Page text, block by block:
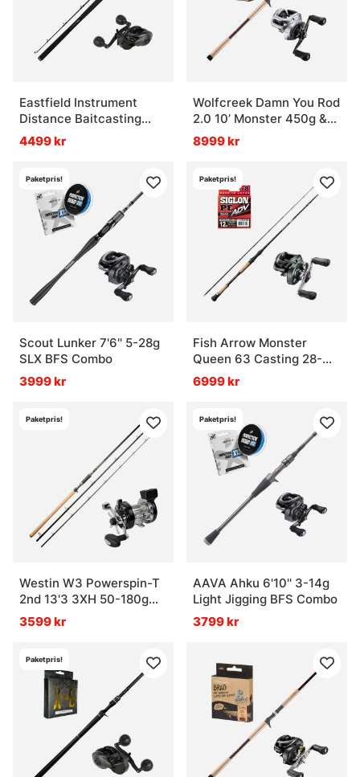
Eastfield Instrument
Distance Baitcasting
Combo 9' -180g
4499 kr
Wolfcreek Damn You Rod
2.0 10’ Monster 450g &
Tranx Combo
8999 kr
Paketpris!
Scout Lunker 7'6'' 5-28g
SLX BFS Combo
3999 kr
Paketpris!
Fish Arrow Monster
Queen 63 Casting 28-
128g Curado M Combo
6999 kr
Paketpris!
Westin W3 Powerspin-T
2nd 13'3 3XH 50-180g
Combo
3599 kr
Paketpris!
AAVA Ahku 6'10'' 3-14g
Light Jigging BFS Combo
3799 kr
Paketpris!